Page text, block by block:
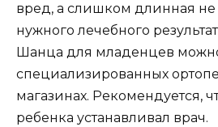
вред, а слишком длинная не
нужного лечебного
Шанца для младенцев
специализированных
магазинах. Рекомендуется,
ребенка устанавливал врач.